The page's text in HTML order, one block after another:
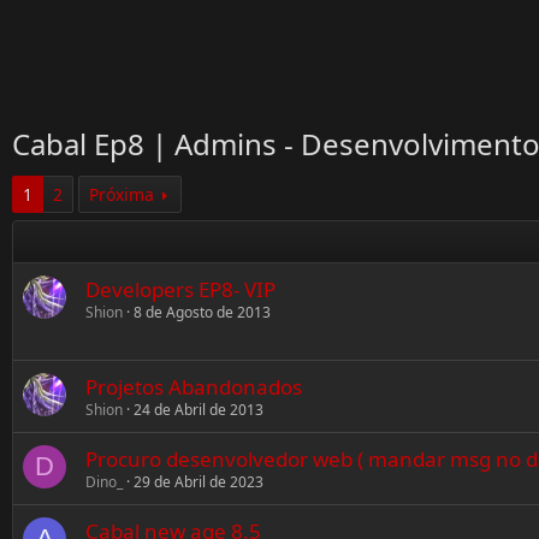
Cabal Ep8 | Admins - Desenvolvimento
1 2 Próxima
Developers EP8- VIP
Shion 8 de Agosto de 2013
Projetos Abandonados
Shion 24 de Abril de 2013
D Procuro desenvolvedor web ( mandar msg no
Dino_ 29 de Abril de 2023
Cabal new age 8.5